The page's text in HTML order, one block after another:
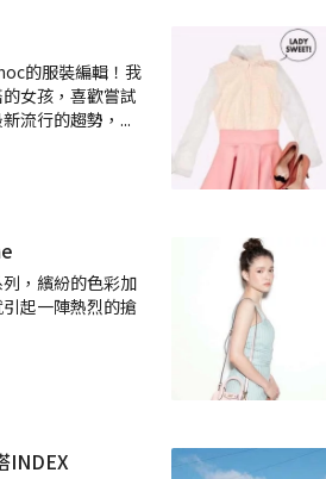
的服裝編輯！我
女孩，喜歡嘗試
流行的趨勢， ...
，繽紛的色彩加
起一陣熱烈的搶
INDEX